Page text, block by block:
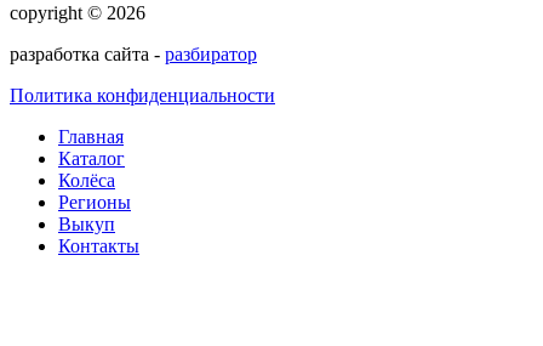
copyright © 2026
разработка сайта - разбиратор
Политика конфиденциальности
Главная
Каталог
Колёса
Регионы
Выкуп
Контакты